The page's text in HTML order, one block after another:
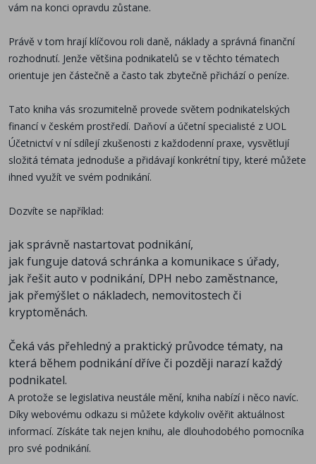
vám na konci opravdu zůstane.
Právě v tom hrají klíčovou roli daně, náklady a správná finanční
rozhodnutí. Jenže většina podnikatelů se v těchto tématech
orientuje jen částečně a často tak zbytečně přichází o peníze.
Tato kniha vás srozumitelně provede světem podnikatelských
financí v českém prostředí. Daňoví a účetní specialisté z UOL
Účetnictví v ní sdílejí zkušenosti z každodennípraxe, vysvětlují
složitá témata jednoduše a přidávají konkrétní tipy, které můžete
ihned využít ve svém podnikání.
Dozvíte se například:
jak správně nastartovat podnikání,
jak funguje datová schránka a komunikace s úřady,
jak řešit auto v podnikání, DPH nebo zaměstnance,
jak přemýšlet o nákladech, nemovitostech či
kryptoměnách.
Čeká vás přehledný a praktický průvodce tématy, na
která během podnikání dříve či později narazí každý
podnikatel.
A protože se legislativa neustále mění, kniha nabízí i něco navíc.
Díky webovému odkazu si můžete kdykoliv ověřit aktuálnost
informací. Získáte tak nejen knihu, ale dlouhodobého pomocníka
pro své podnikání.